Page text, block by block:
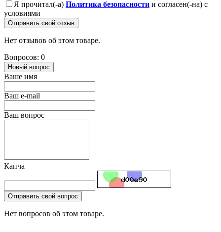
Я прочитал(-а) Политика безопасности и согласен(-на) с
условиями
Отправить свой отзыв
Нет отзывов об этом товаре.
Вопросов: 0
Новый вопрос
Ваше имя
Ваш e-mail
Ваш вопрос
Капча
Отправить свой вопрос
Нет вопросов об этом товаре.